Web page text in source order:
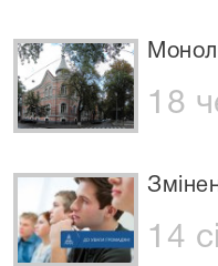
18
14